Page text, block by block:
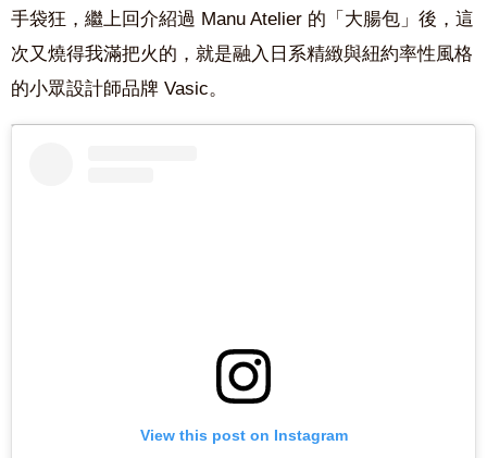
手袋狂，繼上回介紹過 Manu Atelier 的「大腸包」後，這
次又燒得我滿把火的，就是融入日系精緻與紐約率性風格
的小眾設計師品牌 Vasic。
View this post on Instagram